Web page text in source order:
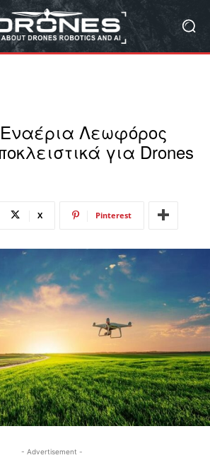
Λεωφόρος
για Drones
X Pinterest
- Advertisement -